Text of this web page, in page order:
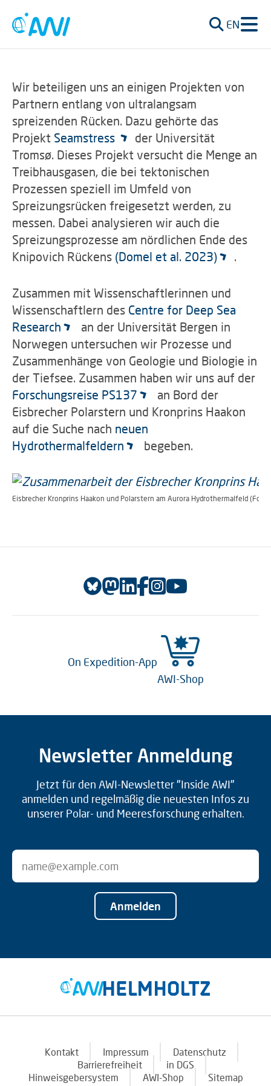
EN
Wir beteiligen uns an einigen Projekten von
Partnern entlang von ultralangsam
spreizenden Rücken. Dazu gehörte das
Projekt Seamstress
der Universität
Tromsø. Dieses Projekt versucht die Menge an
Treibhausgasen, die bei tektonischen
Prozessen speziell im Umfeld von
Spreizungsrücken freigesetzt werden, zu
messen. Dabei analysieren wir auch die
Spreizungsprozesse am nördlichen Ende des
Knipovich Rückens (Domel et al. 2023) .
Zusammen mit Wissenschaftlerinnen und
Wissenschaftlern des Centre for Deep Sea
Research
an der Universität Bergen in
Norwegen untersuchen wir Prozesse und
Zusammenhänge von Geologie und Biologie in
der Tiefsee. Zusammen haben wir uns auf der
Forschungsreise PS137
an Bord der
Eisbrecher Polarstern und Kronprins Haakon
auf die Suche nach neuen
Hydrothermalfeldern
begeben.
Eisbrecher Kronprins Haakon und Polarstern am Aurora Hydrothermalfeld
On Expedition-App
AWI-Shop
Newsletter Anmeldung
Jetzt für den AWI-Newsletter "Inside AWI"
anmelden und regelmäßig die neuesten Infos zu
unserer Polar- und Meeresforschung erhalten.
Anmelden
Kontakt Impressum
Datenschutz
Barrierefreiheit
in DGS
Hinweisgebersystem
AWI-Shop
Sitemap